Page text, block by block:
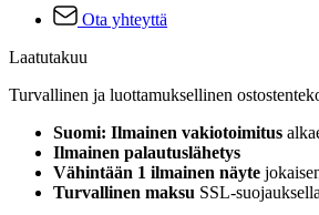
Ota yhteyttä
Laatutakuu
Turvallinen ja luottamuksellinen
Suomi: Ilmainen vakiotoimitus
Ilmainen palautuslähetys
Vähintään 1 ilmainen näyte
Turvallinen maksu SSL-suojauksella